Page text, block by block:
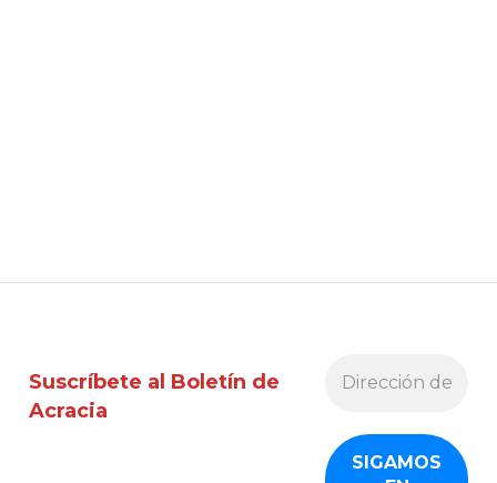
Suscríbete al Boletín de
Acracia